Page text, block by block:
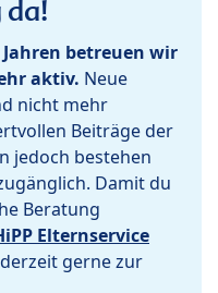
da!
betreuen wir
aktiv. Neue
nicht mehr
Beiträge der
jedoch bestehen
Damit du
Beratung
Elternservice
gerne zur